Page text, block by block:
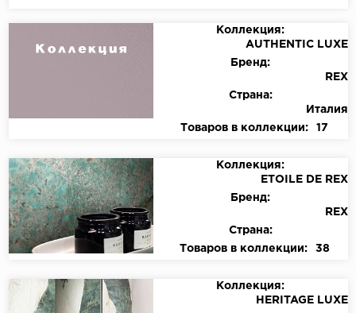
Коллекция:
AUTHENTIC LUXE
Бренд:
REX
Страна:
Италия
Товаров в коллекции:
17
Коллекция:
ETOILE DE REX
Бренд:
REX
Страна:
Товаров в коллекции:
38
Коллекция:
HERITAGE LUXE